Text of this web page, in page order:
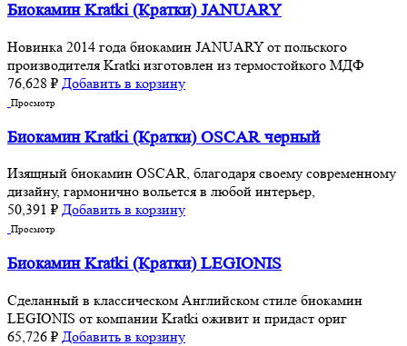
Биокамин Kratki (Кратки) JANUARY
Новинка 2014 года биокамин JANUARY от польского
производителя Kratki изготовлен из термостойкого МДФ
76,628 ₽ Добавить в корзину
Просмотр
Биокамин Kratki (Кратки) OSCAR черный
Изящный биокамин OSCAR, благодаря своему современному
дизайну, гармонично вольется в любой интерьер,
50,391 ₽ Добавить в корзину
Просмотр
Биокамин Kratki (Кратки) LEGIONIS
Сделанный в классическом Английском стиле биокамин
LEGIONIS от компании Kratki оживит и придаст ориг
65,726 ₽ Добавить в корзину